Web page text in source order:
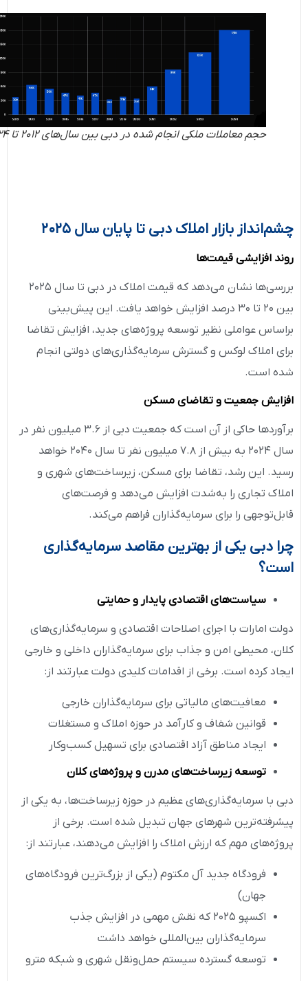
حجم معاملات ملکی انجام شده در دبی بین سال‌های 2012 تا 2024
چشم‌انداز بازار املاک دبی تا پایانسال۲۰۲۵
روند افزایشی قیمت‌ها
بررسی‌ها نشان می‌دهد که قیمت املاک در دبی تا سال ۲۰۲۵
بین ۲۰ تا ۳۰ درصد افزایش خواهد یافت. این پیش‌بینی
براساس عواملی نظیر توسعه پروژه‌های جدید، افزایش تقاضا
برای املاک لوکس و گسترش سرمایه‌گذاری‌های دولتی انجام
شده است.
افزایش جمعیت و تقاضای مسکن
برآوردها حاکی از آن است که جمعیت دبی از ۳.۶ میلیون نفر در
سال ۲۰۲۴ به بیش از ۷.۸ میلیون نفر تا سال ۲۰۴۰ خواهد
رسید. این رشد، تقاضا برای مسکن، زیرساخت‌های شهری و
املاک تجاری را به‌شدت افزایش می‌دهد و فرصت‌های
قابل‌توجهی را برای سرمایه‌گذاران فراهم می‌کند.
چرا دبی یکی از بهترین مقاصد سرمایه‌گذاری
است؟
سیاست‌های اقتصادی پایدار و حمایتی
دولت امارات با اجرای اصلاحات اقتصادی و سرمایه‌گذاری‌های
کلان، محیطی امن و جذاب برای سرمایه‌گذاران داخلی و خارجی
ایجاد کرده است. برخی از اقدامات کلیدی دولت عبارتند از:
معافیت‌های مالیاتی برای سرمایه‌گذاران خارجی
قوانین شفاف و کارآمد در حوزه املاک و مستغلات
ایجاد مناطق آزاد اقتصادی برای تسهیل کسب‌وکار
توسعه زیرساخت‌های مدرن و پروژه‌های کلان
دبی با سرمایه‌گذاری‌های عظیم در حوزه زیرساخت‌ها، به یکی از
پیشرفته‌ترین شهرهای جهان تبدیل شده است. برخی از
پروژه‌های مهم که ارزش املاک را افزایش می‌دهند، عبارتند از:
فرودگاه جدید آل مکتوم (یکی از بزرگ‌ترین فرودگاه‌های
جهان)
اکسپو ۲۰۲۵ که نقش مهمی در افزایش جذب
سرمایه‌گذاران بین‌المللی خواهد داشت
توسعه گسترده سیستم حمل‌ونقل شهری و شبکه مترو